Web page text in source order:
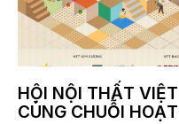
HỘI NỘI THẤT
CÙNG CHUỖI